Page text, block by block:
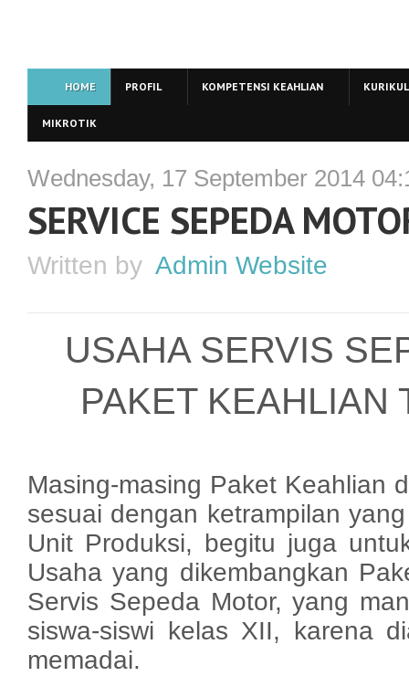
HOME PROFIL KOMPETENSI KEAHLIAN
MIKROTIK
Wednesday, 17 September 2014
SERVICE SEPEDA
Written by Admin Website
USAHA SERVIS
PAKET KEAHLIAN
Masing-masing Paket Keahlian
sesuai dengan ketrampilan
Unit Produksi, begitu juga
Usaha yang dikembangkan
Servis Sepeda Motor, yang
siswa-siswi kelas XII, karena
memadai.